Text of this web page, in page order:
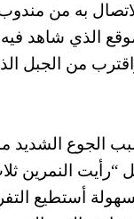
به من مندوب
الذي شاهد فيه
من الجبل
الجوع الشديد
“رأيت النمرين
كلاباً، وقد رعيت الأغنام لفترة تجاوزت 20 عاماً،